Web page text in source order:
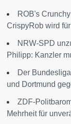
ROB's
CrispyRob wird
NRW-SPD
Philipp: Kanzler
Der
und Dortmund
ZDF-
Mehrheit für